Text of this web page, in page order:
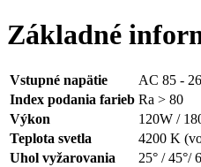
Základné
Vstupné napätie
AC 85 -
Index podania farieb Ra > 80
Výkon
120W /
Teplota svetla
4200 K
Uhol vyžarovania
25° / 45°/